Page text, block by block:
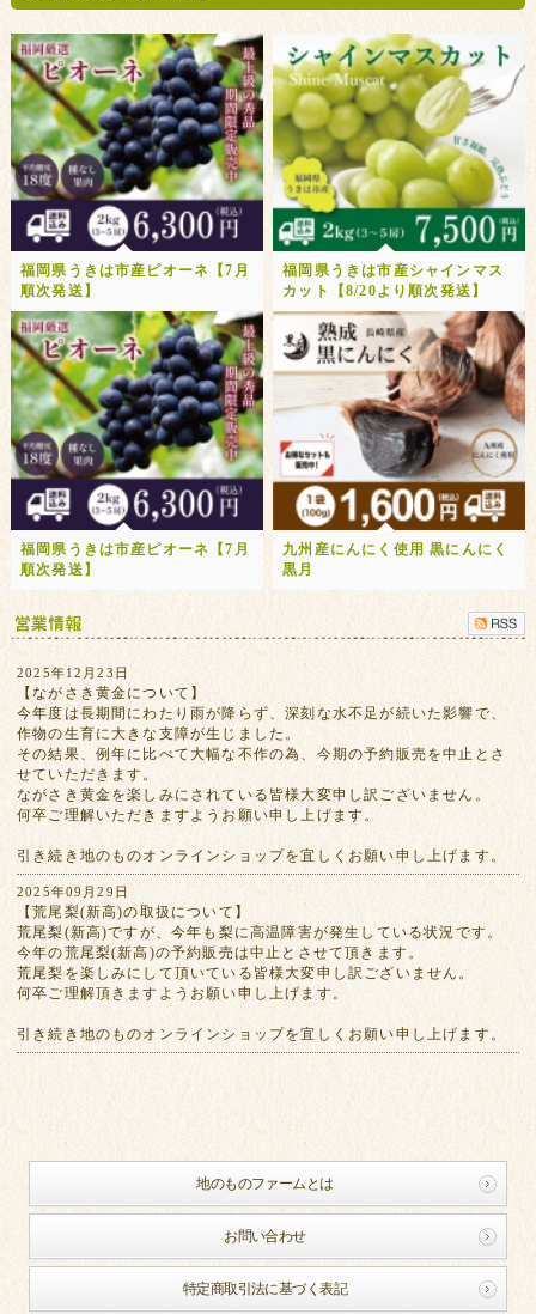
福岡県うきは市産ピオーネ【7月
順次発送】
福岡県うきは市産シャインマス
カット【8/20より順次発送】
福岡県うきは市産ピオーネ【7月
順次発送】
九州産にんにく使用 黒にんにく
黒月
2025年12月23日
【ながさき黄金について】
今年度は長期間にわたり雨が降らず、深刻な水不足が続いた影響で、
作物の生育に大きな支障が生じました。
その結果、例年に比べて大幅な不作の為、今期の予約販売を中止とさ
せていただきます。
ながさき黄金を楽しみにされている皆様大変申し訳ございません。
何卒ご理解いただきますようお願い申し上げます。
引き続き地のものオンラインショップを宜しくお願い申し上げます。
2025年09月29日
【荒尾梨(新高)の取扱について】
荒尾梨(新高)ですが、今年も梨に高温障害が発生している状況です。
今年の荒尾梨(新高)の予約販売は中止とさせて頂きます。
荒尾梨を楽しみにして頂いている皆様大変申し訳ございません。
何卒ご理解頂きますようお願い申し上げます。
引き続き地のものオンラインショップを宜しくお願い申し上げます。
地のものファームとは
お問い合わせ
特定商取引法に基づく表記